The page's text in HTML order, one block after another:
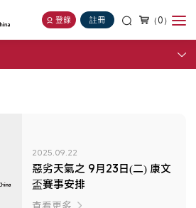
登錄 註冊 （0）
2025.09.22
惡劣天氣之 9月23日(二) 康文
盃賽事安排